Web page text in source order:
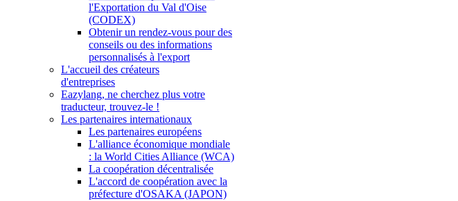
l'Exportation du Val d'Oise
(CODEX)
Obtenir un rendez-vous pour des
conseils ou des informations
personnalisés à l'export
L'accueil des créateurs
d'entreprises
Eazylang, ne cherchez plus votre
traducteur, trouvez-le !
Les partenaires internationaux
Les partenaires européens
L'alliance économique mondiale
: la World Cities Alliance (WCA)
La coopération décentralisée
L'accord de coopération avec la
préfecture d'OSAKA (JAPON)